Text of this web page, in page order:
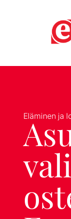
Eläminen ja